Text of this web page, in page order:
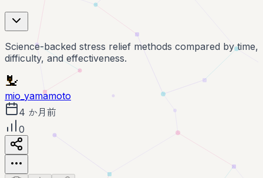
Science-backed stress relief methods compared by time,
difficulty, and effectiveness.
mio_yamamoto
4 か月前
0